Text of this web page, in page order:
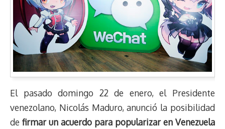
El pasado domingo 22 de enero, el Presidente
venezolano, Nicolás Maduro, anunció la posibilidad
de firmar un acuerdo para popularizar en Venezuela